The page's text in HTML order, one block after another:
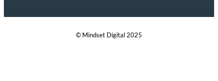
© Mindset Digital 2025